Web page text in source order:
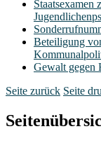
Staatsexamen
Beteiligung
Gewalt gegen
Seite zurück Seite